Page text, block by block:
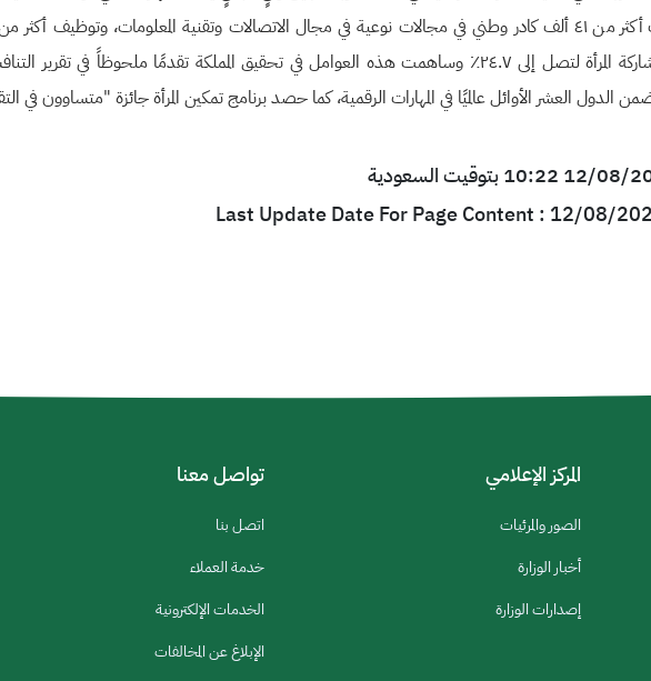
Last Update Date For Page Content : 12/08/
المركز الإعلامي
الصور والمرئيات
أخبار الوزارة
إصدارات الوزارة
تواصل معنا
اتصل بنا
خدمة العملاء
الخدمات الإلكترونية
الإبلاغ عن المخالفات